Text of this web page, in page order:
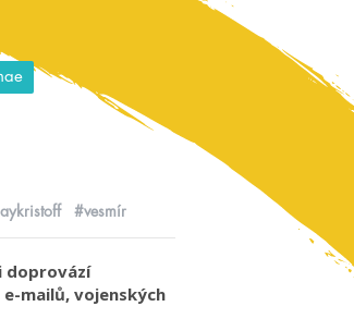
#vesmír
doprovází
mailů, vojenských